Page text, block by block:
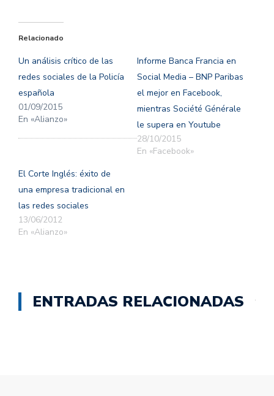
Twitter
abre
una
ventana
nueva)
una
ventana
nueva)
Relacionado
Un análisis crítico de las
redes sociales de la Policía
española
01/09/2015
En «Alianzo»
Informe Banca Francia en
Social Media – BNP Paribas
el mejor en Facebook,
mientras Société Générale
le supera en Youtube
28/10/2015
En «Facebook»
El Corte Inglés: éxito de
una empresa tradicional en
las redes sociales
13/06/2012
En «Alianzo»
ENTRADAS RELACIONADAS